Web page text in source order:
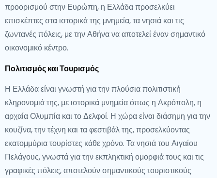
προορισμού στην Ευρώπη, η Ελλάδα προσελκύει
επισκέπτες στα ιστορικά της μνημεία, τα νησιά και τις
ζωντανές πόλεις, με την Αθήνα να αποτελεί έναν σημαντικό
οικονομικό κέντρο.
Πολιτισμός και Τουρισμός
Η Ελλάδα είναι γνωστή για την πλούσια πολιτιστική
κληρονομιά της, με ιστορικά μνημεία όπως η Ακρόπολη, η
αρχαία Ολυμπία και το Δελφοί. Η χώρα είναι διάσημη για την
κουζίνα, την τέχνη και τα φεστιβάλ της, προσελκύοντας
εκατομμύρια τουρίστες κάθε χρόνο. Τα νησιά του Αιγαίου
Πελάγους, γνωστά για την εκπληκτική ομορφιά τους και τις
γραφικές πόλεις, αποτελούν σημαντικούς τουριστικούς